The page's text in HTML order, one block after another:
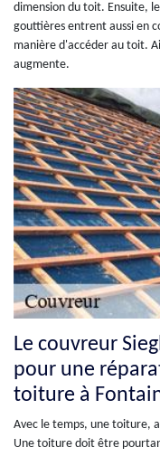
dimension du toit. Ensuite,
gouttières entrent aussi en
manière d'accéder au toit.
augmente.
Le couvreur
pour une
toiture à
Avec le temps, une toiture,
Une toiture doit être